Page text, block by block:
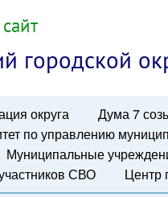
городской
округа Дума 7
по управлению
Муниципальные
СВО Центр